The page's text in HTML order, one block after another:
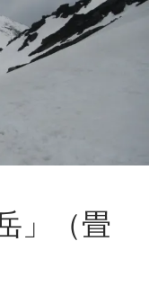
」（畳